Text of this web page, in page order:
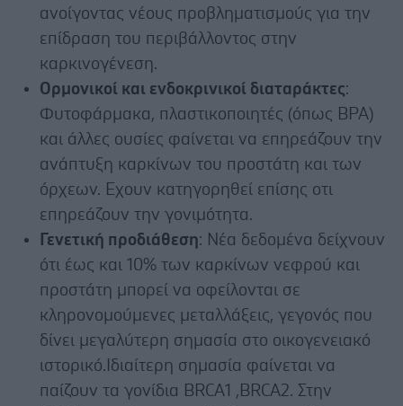
ανοίγοντας νέους προβληματισμούς για την
επίδραση του περιβάλλοντος στην
καρκινογένεση.
Ορμονικοί και ενδοκρινικοί διαταράκτες:
Φυτοφάρμακα, πλαστικοποιητές (όπως BPA)
και άλλες ουσίες φαίνεται να επηρεάζουν την
ανάπτυξη καρκίνων του προστάτη και των
όρχεων. Εχουν κατηγορηθεί επίσης οτι
επηρεάζουν την γονιμότητα.
Γενετική προδιάθεση: Νέα δεδομένα δείχνουν
ότι έως και 10% των καρκίνων νεφρού και
προστάτη μπορεί να οφείλονται σε
κληρονομούμενες μεταλλάξεις, γεγονός που
δίνει μεγαλύτερη σημασία στο οικογενειακό
ιστορικό.Ιδιαίτερη σημασία φαίνεται να
παίζουν τα γονίδια BRCΑ1 ,BRCA2. Στην